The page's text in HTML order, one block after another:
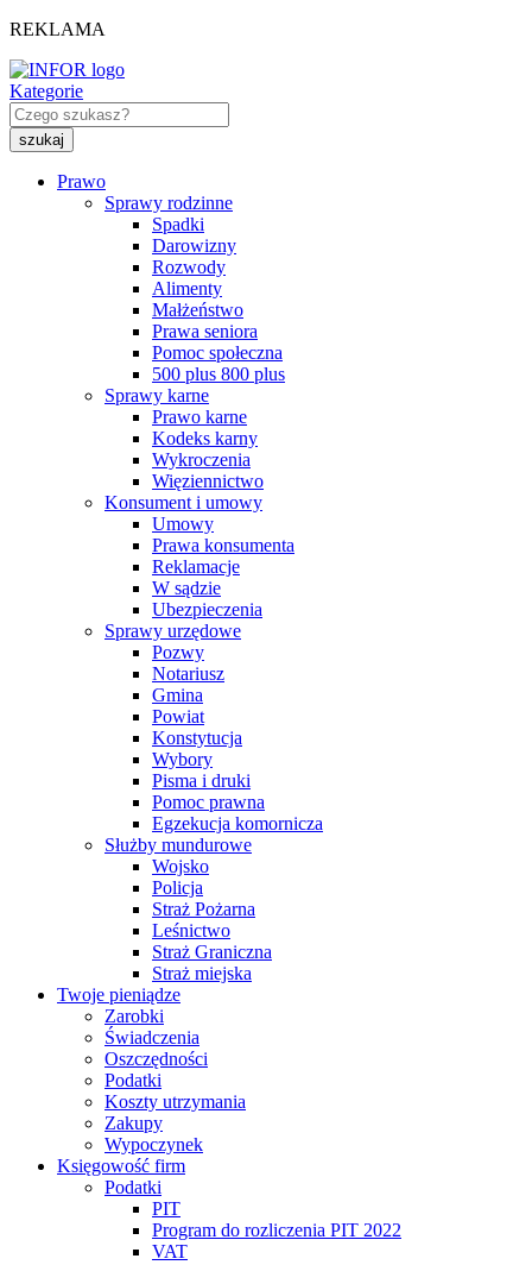
REKLAMA
Kategorie
Prawo
Sprawy rodzinne
Spadki
Darowizny
Rozwody
Alimenty
Małżeństwo
Prawa seniora
Pomoc społeczna
500 plus 800 plus
Sprawy karne
Prawo karne
Kodeks karny
Wykroczenia
Więziennictwo
Konsument i umowy
Umowy
Prawa konsumenta
Reklamacje
W sądzie
Ubezpieczenia
Sprawy urzędowe
Pozwy
Notariusz
Gmina
Powiat
Konstytucja
Wybory
Pisma i druki
Pomoc prawna
Egzekucja komornicza
Służby mundurowe
Wojsko
Policja
Straż Pożarna
Leśnictwo
Straż Graniczna
Straż miejska
Twoje pieniądze
Zarobki
Świadczenia
Oszczędności
Podatki
Koszty utrzymania
Zakupy
Wypoczynek
Księgowość firm
Podatki
PIT
Program do rozliczenia PIT 2022
VAT